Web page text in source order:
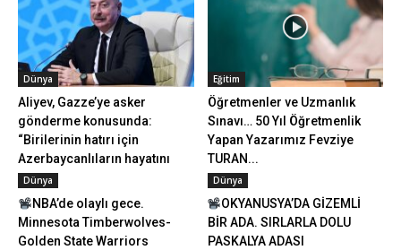
Dünya
Aliyev, Gazze’ye asker
gönderme konusunda:
“Birilerinin hatırı için
Azerbaycanlıların hayatını
ve...
Eğitim
Öğretmenler ve Uzmanlık
Sınavı… 50 Yıl Öğretmenlik
Yapan Yazarımız Fevziye
TURAN...
Dünya
NBA’de olaylı gece.
Minnesota Timberwolves-
Golden State Warriors
Dünya
OKYANUSYA’DA GİZEMLİ
BİR ADA. SIRLARLA DOLU
PASKALYA ADASI